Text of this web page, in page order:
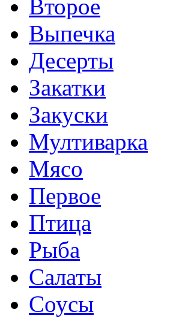
Второе
Выпечка
Десерты
Закатки
Закуски
Мултиварка
Мясо
Первое
Птица
Рыба
Салаты
Соусы